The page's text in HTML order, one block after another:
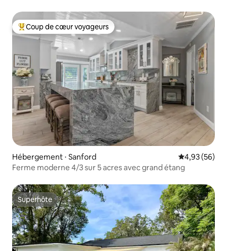
Coups de cœur voyageurs les plus appréciés
Coup de cœur voyageurs
Hébergement ⋅ Sanford Évaluation
4,93 (56)
Ferme moderne 4/3 sur 5 acres avec grand étang
Superhôte
Superhôte